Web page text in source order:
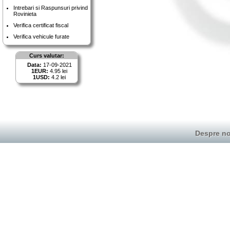
Intrebari si Raspunsuri privind
Rovinieta
Verifica certificat fiscal
Verifica vehicule furate
Curs valutar:
Data: 17-09-2021
1EUR: 4.95 lei
1USD: 4.2 lei
Despre